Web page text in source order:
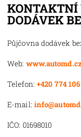
KONTAKTNÍ
DODÁVEK
Půjčovna dodávek
Web:
Telefon: +420 774
E-mail:
IČO: 01698010